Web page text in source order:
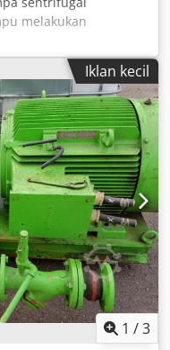
melakukan
6 A-W-A-HQQV
A45937986
// berat sekitar 102 kg.
Iklan kecil
1 /3